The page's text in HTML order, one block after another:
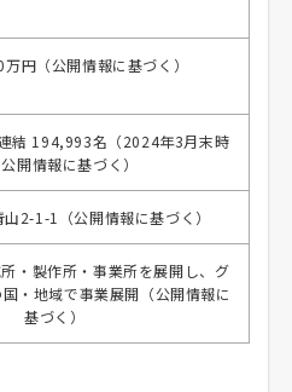
円（公開情報に基づく）
結 194,993名（2024年3月末時
開情報に基づく）
2-1-1（公開情報に基づく）
・製作所・事業所を展開し、グ
・地域で事業展開（公開情報に
基づく）